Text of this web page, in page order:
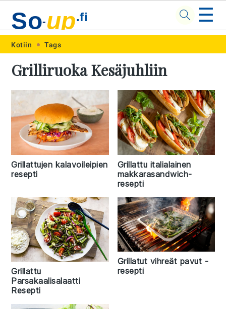
Skip
primary
navigation
Skip
main
content
Skip
primary
sidebar
Skip
footer
So-up.fi ☰
Kotiin Tags
Grilliruoka Kesäjuhliin
Grillattujen kalavoileipien
resepti
Grillattu italialainen
makkarasandwich-
resepti
Grillattu
Parsakaalisalaatti
Resepti
Grillatut vihreät pavut -
resepti